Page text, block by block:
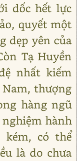
dốc hết lực
quyết một
dẹp yên của
Tạ Huyền
nhất kiếm
thượng
hàng ngũ
hành
kém, có thể
là do chưa